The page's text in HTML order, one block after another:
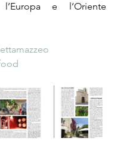
e l’Oriente